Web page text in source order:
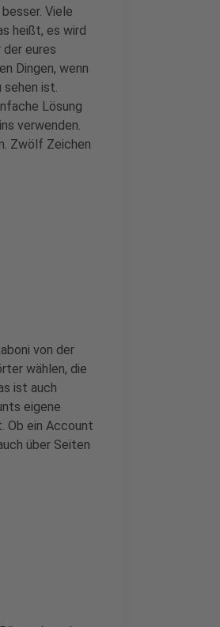
Viele
heißt, es wird
eures
Dingen, wenn
ist.
Lösung
verwenden.
Zwölf Zeichen
von der
wählen, die
ist auch
eigene
Ob ein Account
über Seiten